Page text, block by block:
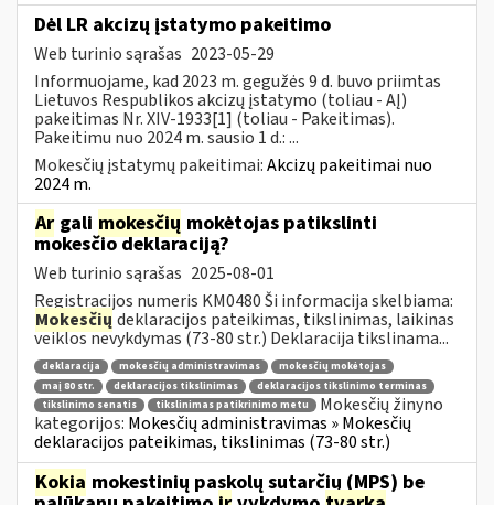
Dėl LR akcizų įstatymo pakeitimo
Web turinio sąrašas 2023-05-29
Informuojame, kad 2023 m. gegužės 9 d. buvo priimtas
Lietuvos Respublikos akcizų įstatymo (toliau - AĮ)
pakeitimas Nr. XIV-1933[1] (toliau - Pakeitimas).
Pakeitimu nuo 2024 m. sausio 1 d.: ...
Mokesčių įstatymų pakeitimai:Akcizų pakeitimai nuo
2024 m.
Ar gali mokesčių mokėtojas patikslinti
mokesčio deklaraciją?
Web turinio sąrašas 2025-08-01
Registracijos numeris KM0480 Ši informacija skelbiama:
Mokesčių deklaracijos pateikimas, tikslinimas, laikinas
veiklos nevykdymas (73-80 str.) Deklaracija tikslinama...
deklaracija mokesčių administravimas
mokesčių mokėtojas
maį 80 str.
deklaracijos tikslinimas
deklaracijos tikslinimo terminas
tikslinimo senatis
tikslinimas patikrinimo metu
Mokesčių žinyno
kategorijos: Mokesčių administravimas » Mokesčių
deklaracijos pateikimas, tikslinimas (73-80 str.)
Kokia mokestinių paskolų sutarčių (MPS) be